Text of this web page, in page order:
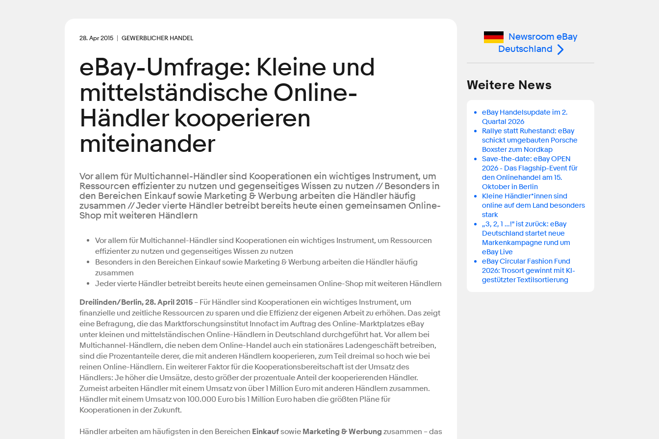
28. Apr 2015 GEWERBLICHER HANDEL
eBay-Umfrage: Kleine und
mittelständische Online-
Händler kooperieren
miteinander
Vor allem für Multichannel-Händler sind Kooperationen ein wichtiges Instrument, um
Ressourcen effizienter zu nutzen und gegenseitiges Wissen zu nutzen // Besonders in
den Bereichen Einkauf sowie Marketing & Werbung arbeiten die Händler häufig
zusammen // Jeder vierte Händler betreibt bereits heute einen gemeinsamen Online-
Shop mit weiteren Händlern
Vor allem für Multichannel-Händler sind Kooperationen ein wichtiges Instrument, um Ressourcen
effizienter zu nutzen und gegenseitiges Wissen zu nutzen
Besonders in den Bereichen Einkauf sowie Marketing & Werbung arbeiten die Händler häufig
zusammen
Jeder vierte Händler betreibt bereits heute einen gemeinsamen Online-Shop mit weiteren Händlern
Dreilinden/Berlin, 28. April 2015 – Für Händler sind Kooperationen ein wichtiges Instrument, um
finanzielle und zeitliche Ressourcen zu sparen und die Effizienz der eigenen Arbeit zu erhöhen. Das zeigt
eine Befragung, die das Marktforschungsinstitut Innofact im Auftrag des Online-Marktplatzes eBay
unter kleinen und mittelständischen Online-Händlern in Deutschland durchgeführt hat. Vor allem bei
Multichannel-Händlern, die neben dem Online-Handel auch ein stationäres Ladengeschäft betreiben,
sind die Prozentanteile derer, die mit anderen Händlern kooperieren, zum Teil dreimal so hoch wie bei
reinen Online-Händlern. Ein weiterer Faktor für die Kooperationsbereitschaft ist der Umsatz des
Händlers: Je höher die Umsätze, desto größer der prozentuale Anteil der kooperierenden Händler.
Zumeist arbeiten Händler mit einem Umsatz von über 1 Million Euro mit anderen Händlern zusammen.
Händler mit einem Umsatz von 100.000 Euro bis 1 Million Euro haben die größten Pläne für
Kooperationen in der Zukunft.
Händler arbeiten am häufigsten in den Bereichen Einkaufsowie Marketing & Werbung zusammen – das
Newsroom eBay
Deutschland
Weitere News
eBay Handelsupdate im 2.
Quartal 2026
Rallye statt Ruhestand: eBay
schickt umgebauten Porsche
Boxster zum Nordkap
Save-the-date: eBay OPEN
2026 - Das Flagship-Event für
den Onlinehandel am 15.
Oktober in Berlin
Kleine Händler*innen sind
online auf dem Land besonders
stark
„3, 2, 1 …!" ist zurück: eBay
Deutschland startet neue
Markenkampagne rund um
eBay Live
eBay Circular Fashion Fund
2026: Trosort gewinnt mit KI-
gestützter Textilsortierung